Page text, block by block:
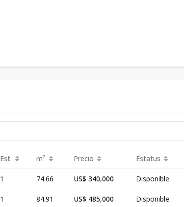
Est. m² Precio Estatus
1 74.66 US$ 340,000 Disponible
1 84.91 US$ 485,000 Disponible